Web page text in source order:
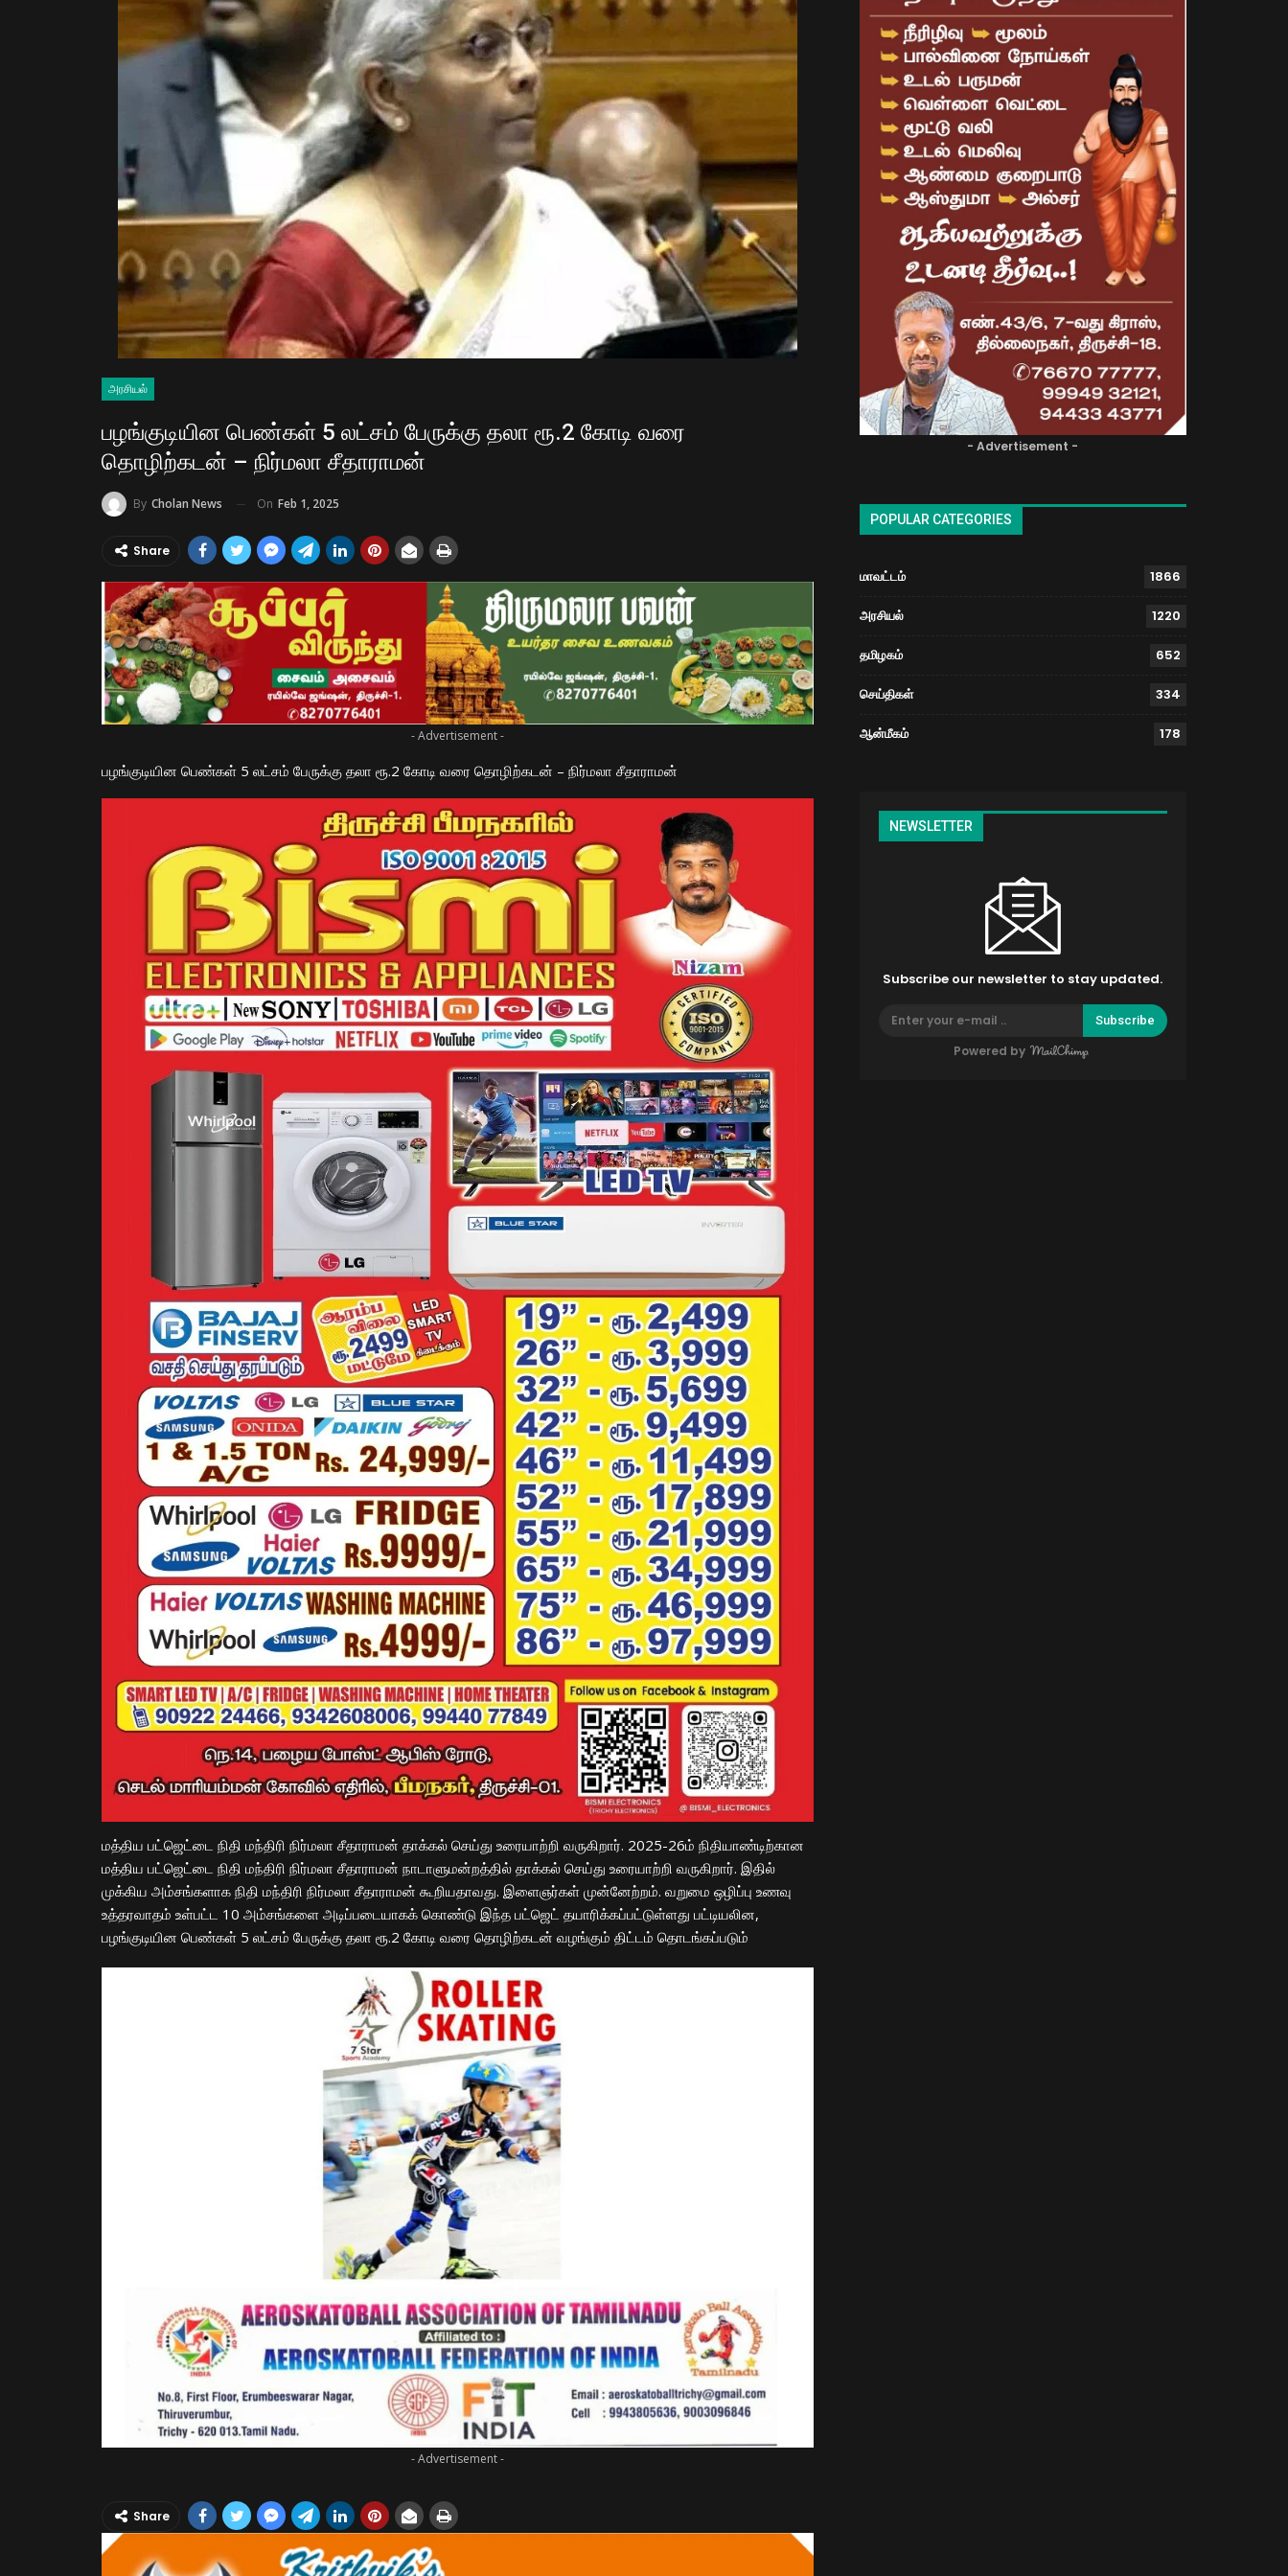
அரசியல்
பழங்குடியின பெண்கள் 5 லட்சம் பேருக்கு தலா ரூ.2 கோடி வரை
தொழிற்கடன் – நிர்மலா சீதாராமன்
By Cholan News On Feb 1, 2025
Share
- Advertisement -
பழங்குடியின பெண்கள் 5 லட்சம் பேருக்கு தலா ரூ.2 கோடி வரை தொழிற்கடன் – நிர்மலா சீதாராமன்
மத்திய பட்ஜெட்டை நிதி மந்திரி நிர்மலா சீதாராமன் தாக்கல் செய்து உரையாற்றி வருகிறார். 2025-26ம் நிதியாண்டிற்கான
மத்திய பட்ஜெட்டை நிதி மந்திரி நிர்மலா சீதாராமன் நாடாளுமன்றத்தில் தாக்கல் செய்து உரையாற்றி வருகிறார். இதில்
முக்கிய அம்சங்களாக நிதி மந்திரி நிர்மலா சீதாராமன் கூறியதாவது. இளைஞர்கள் முன்னேற்றம். வறுமை ஒழிப்பு உணவு
உத்தரவாதம் உள்பட்ட 10 அம்சங்களை அடிப்படையாகக் கொண்டு இந்த பட்ஜெட் தயாரிக்கப்பட்டுள்ளது பட்டியலின,
பழங்குடியின பெண்கள் 5 லட்சம் பேருக்கு தலா ரூ.2 கோடி வரை தொழிற்கடன் வழங்கும் திட்டம் தொடங்கப்படும்
- Advertisement -
Share
- Advertisement -
POPULAR CATEGORIES
மாவட்டம் 1866
அரசியல் 1220
தமிழகம் 652
செய்திகள் 334
ஆன்மீகம் 178
NEWSLETTER
Subscribe our newsletter to stay updated.
Subscribe
Powered by